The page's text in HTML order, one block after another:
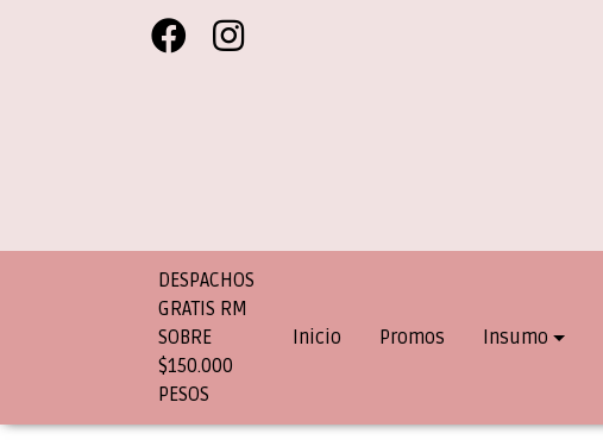
DESPACHOS
GRATIS RM
SOBRE
$150.000
PESOS
Inicio Promos Insumo